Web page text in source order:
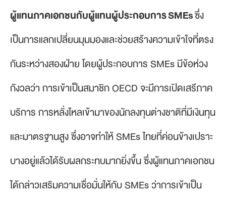
ผู้แทนภาคเอกชนกับผู้แทนผู้ประกอบการ SMEsซึ่ง
เป็นการแลกเปลี่ยนมุมมองและช่วยสร้างความเข้าใจที่ตรง
กันระหว่างสองฝ่าย โดยผู้ประกอบการ SMEs มีข้อห่วง
กังวลว่า การเข้าเป็นสมาชิก OECD จะมีการเปิดเสรีภาค
บริการ การหลั่งไหลเข้ามาของนักลงทุนต่างชาติที่มีเงินทุน
และมาตรฐานสูง ซึ่งอาจทำให้ SMEs ไทยที่ค่อนข้างเปราะ
บางอยู่แล้วได้รับผลกระทบมากยิ่งขึ้น ซึ่งผู้แทนภาคเอกชน
ได้กล่าวเสริมความเชื่อมั่นให้กับ SMEs ว่าการเข้าเป็น